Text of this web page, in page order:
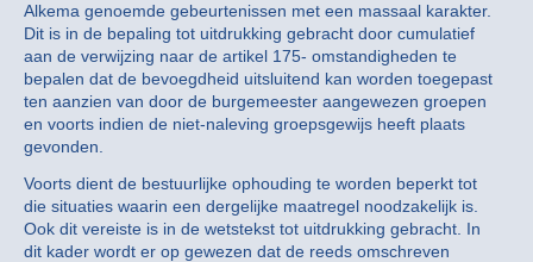
Alkema genoemde gebeurtenissen met een massaal karakter.
Dit is in de bepaling tot uitdrukking gebracht door cumulatief
aan de verwijzing naar de artikel 175- omstandigheden te
bepalen dat de bevoegdheid uitsluitend kan worden toegepast
ten aanzien van door de burgemeester aangewezen groepen
en voorts indien de niet-naleving groepsgewijs heeft plaats
gevonden.
Voorts dient de bestuurlijke ophouding te worden beperkt tot
die situaties waarin een dergelijke maatregel noodzakelijk is.
Ook dit vereiste is in de wetstekst tot uitdrukking gebracht. In
dit kader wordt er op gewezen dat de reeds omschreven